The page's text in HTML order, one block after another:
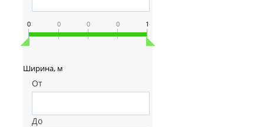
0 0 0 0 1
Ширина, м
От
До